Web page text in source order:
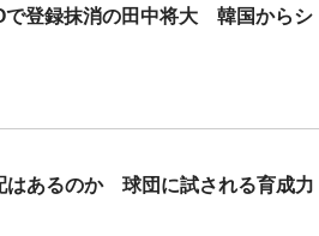
で登録抹消の田中将大 韓国からシ
はあるのか 球団に試される育成力